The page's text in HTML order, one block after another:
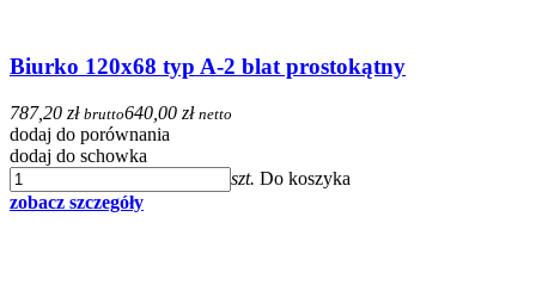
Biurko 120x68 typ A-2 blat prostokątny
787,20 zł brutto640,00 zł netto
dodaj do porównania
dodaj do schowka
szt. Do koszyka
zobacz szczegóły